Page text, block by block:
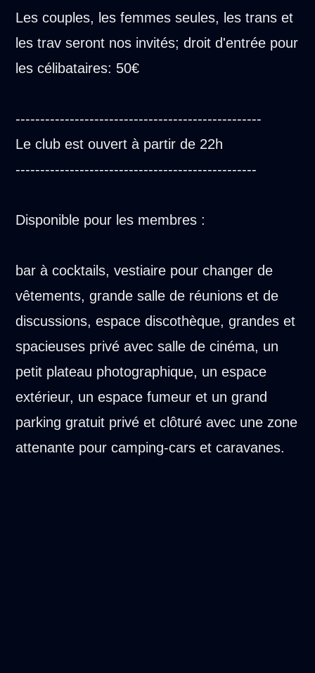
Les couples, les femmes seules, les trans et
les trav seront nos invités; droit d'entrée pour
les célibataires: 50€
--------------------------------------------------
Le club est ouvert à partir de 22h
-------------------------------------------------
Disponible pour les membres :
bar à cocktails, vestiaire pour changer de
vêtements, grande salle de réunions et de
discussions, espace discothèque, grandes et
spacieuses privé avec salle de cinéma, un
petit plateau photographique, un espace
extérieur, un espace fumeur et un grand
parking gratuit privé et clôturé avec une zone
attenante pour camping-cars et caravanes.